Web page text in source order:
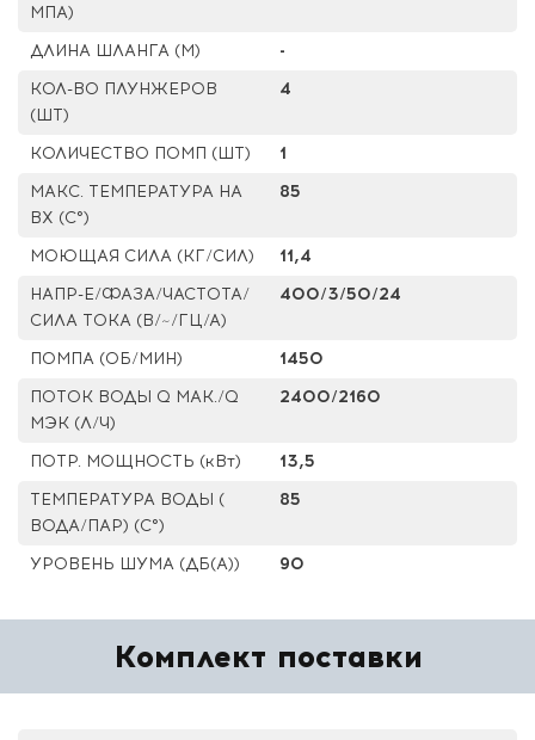
МПА)
ДЛИНА ШЛАНГА (М)
-
КОЛ-ВО ПЛУНЖЕРОВ
(ШТ)
4
КОЛИЧЕСТВО ПОМП (ШТ)
1
МАКС. ТЕМПЕРАТУРА НА
ВХ (С°)
85
МОЮЩАЯ СИЛА (КГ/СИЛ)
11,4
НАПР-Е/ФАЗА/ЧАСТОТА/
СИЛА ТОКА (В/~/ГЦ/А)
400/3/50/24
ПОМПА (ОБ/МИН)
1450
ПОТОК ВОДЫ Q МАК./Q
МЭК (Л/Ч)
2400/2160
ПОТР. МОЩНОСТЬ (кВт)
13,5
ТЕМПЕРАТУРА ВОДЫ (
ВОДА/ПАР) (С°)
85
УРОВЕНЬ ШУМА (ДБ(А)) 90
Комплект поставки